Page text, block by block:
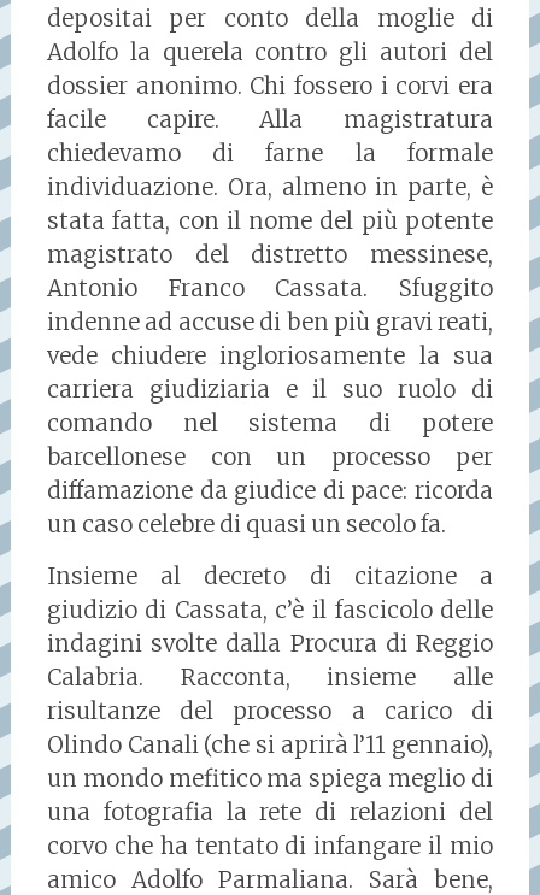
depositai per conto della moglie di
Adolfo la querela contro gli autori del
dossier anonimo. Chi fossero i corvi era
facile capire. Alla magistratura
chiedevamo di farne la formale
individuazione. Ora, almeno in parte, è
stata fatta, con il nome del più potente
magistrato del distretto messinese,
Antonio Franco Cassata. Sfuggito
indenne ad accuse di ben più gravi reati,
vede chiudere ingloriosamente la sua
carriera giudiziaria e il suo ruolo di
comando nel sistema di potere
barcellonese con un processo per
diffamazione da giudice di pace: ricorda
un caso celebre di quasi un secolo fa.
Insieme al decreto di citazione a
giudizio di Cassata, c’è il fascicolo delle
indagini svolte dalla Procura di Reggio
Calabria. Racconta, insieme alle
risultanze del processo a carico di
Olindo Canali (che si aprirà l’11 gennaio),
un mondo mefitico ma spiega meglio di
una fotografia la rete di relazioni del
corvo che ha tentato di infangare il mio
amico Adolfo Parmaliana. Sarà bene,